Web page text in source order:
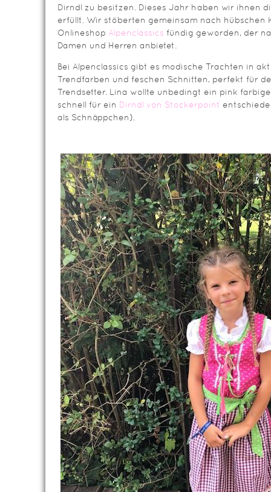
Dirndl zu besitzen. Dieses Jahr haben wir ihnen
erfüllt. Wir stöberten gemeinsam nach hübschen
Onlineshop Alpenclassics fündig geworden, der
Damen und Herren anbietet.
Bei Alpenclassics gibt es modische Trachten in
Trendfarben und feschen Schnitten, perfekt für
Trendsetter. Lina wollte unbedingt ein pink
schnell für ein Dirndl von Stockerpoint
als Schnäppchen).